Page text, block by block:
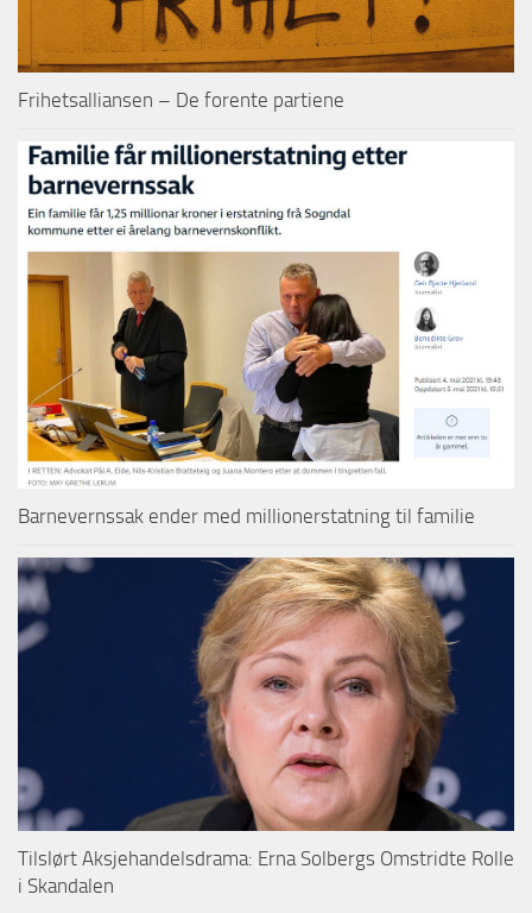
Frihetsalliansen – De forente partiene
Barnevernssak ender med millionerstatning til familie
Tilslørt Aksjehandelsdrama: Erna Solbergs Omstridte Rolle
i Skandalen